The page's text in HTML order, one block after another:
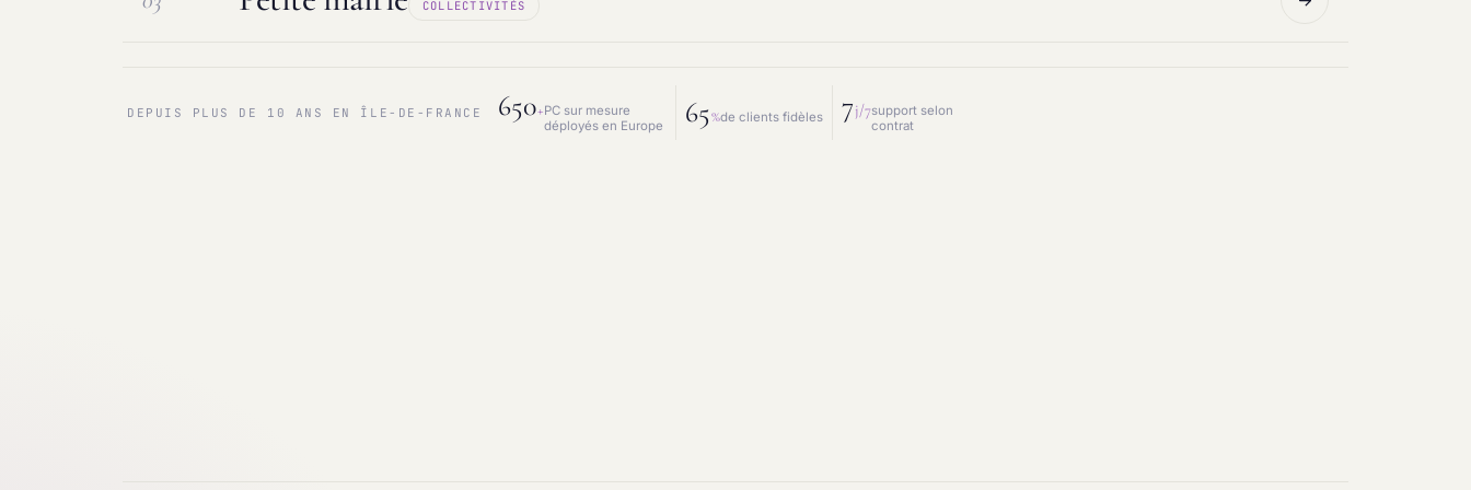
Maintenance & infogérance PC sur mesure
COLLECTIVITÉS
DEPUIS PLUS DE 10 ANS EN ÎLE-DE-FRANCE
650+PC sur mesure
déployés en Europe
65%de clients fidèles 7j/7support selon
contrat